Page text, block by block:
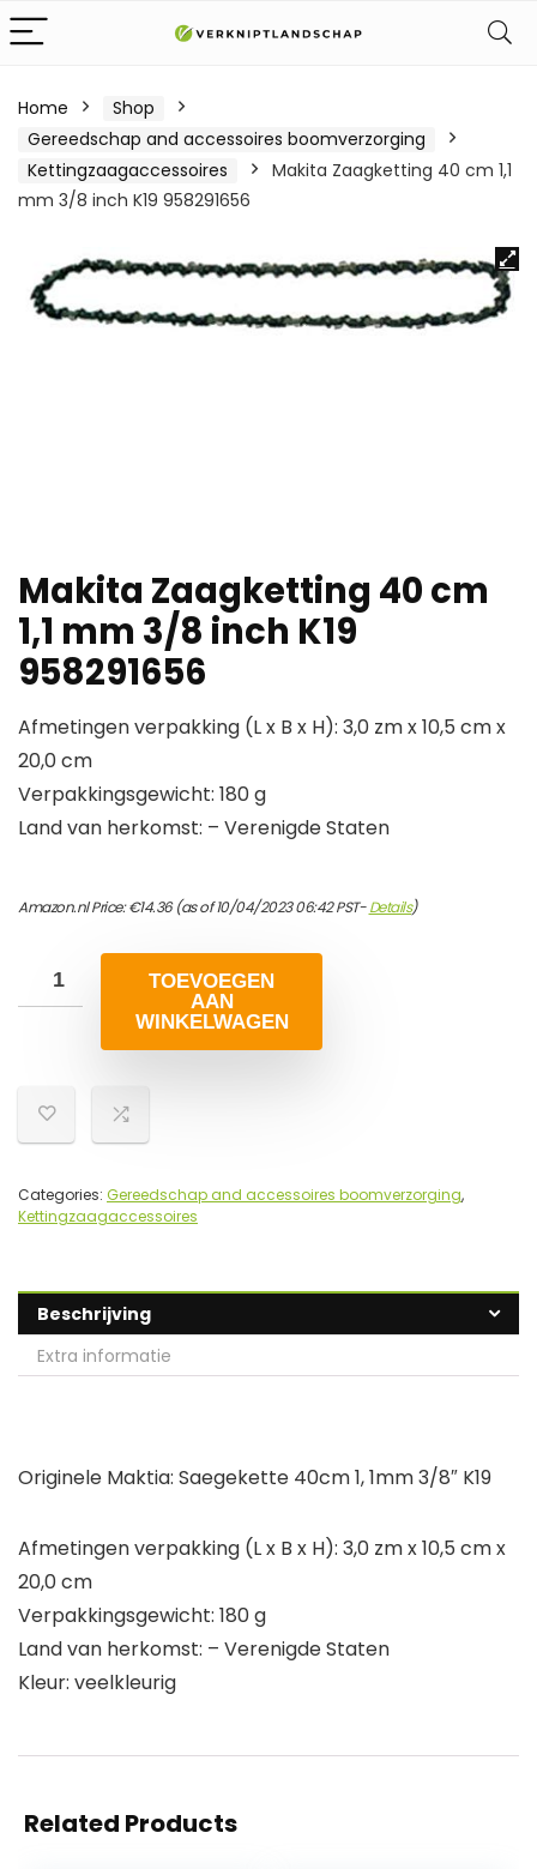
Home
Shop
Gereedschap and accessoires boomverzorging
Kettingzaagaccessoires
Makita Zaagketting 40 cm 1,1
mm 3/8 inch K19 958291656
Makita Zaagketting 40 cm
1,1 mm 3/8 inch K19
958291656
Afmetingen verpakking (L x B x H): 3,0 zm x 10,5 cm x
20,0 cm
Verpakkingsgewicht: 180 g
Land van herkomst: – Verenigde Staten
Amazon.nl Price:€14.36(as of 10/04/2023 06:42 PST-Details)
TOEVOEGEN
AAN
WINKELWAGEN
Categories: Gereedschap and accessoires boomverzorging,
Kettingzaagaccessoires
Beschrijving
Extra informatie
Originele Maktia: Saegekette 40cm 1, 1mm 3/8″ K19
Afmetingen verpakking (L x B x H): 3,0 zm x 10,5 cm x
20,0 cm
Verpakkingsgewicht: 180 g
Land van herkomst: – Verenigde Staten
Kleur: veelkleurig
Related Products